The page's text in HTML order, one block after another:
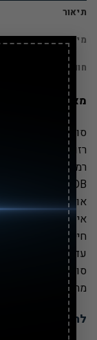
תיאור
מידע נוסף
חוות דעת (0)
מאפיינים
סוג מצלמה: צינור
רזולוציה: 4MP
רמת הגנה: IP67
WDR: 105DB
אודיו : כן
אינפרא אדום: עד 150 מ'
חיישן: 1/2.5"
עדשה (מ"מ): 4.7 ~ 94
סוג עדשה:
מתח עבודה: DC 12V / PoE
להורדת מפרט